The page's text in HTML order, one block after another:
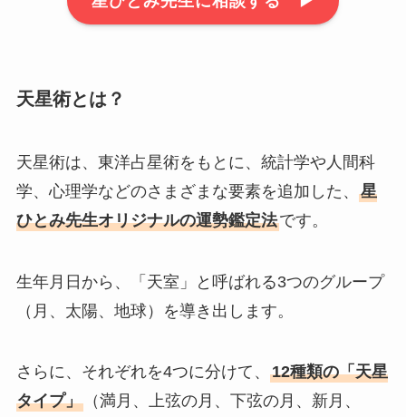
天星術とは？
天星術は、東洋占星術をもとに、統計学や人間科
学、心理学などのさまざまな要素を追加した、 星
ひとみ先生オリジナルの運勢鑑定法です。
生年月日から、「天室」と呼ばれる3つのグループ
（月、太陽、地球）を導き出します。
さらに、それぞれを4つに分けて、 12種類の「天星
タイプ」（満月、上弦の月、下弦の月、新月、